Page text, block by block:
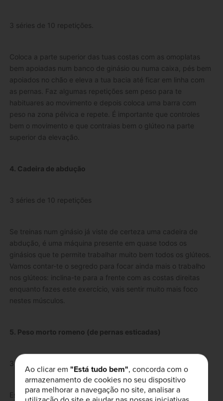
3 séries de 10 repetições.
Coloca a parte superior das tuas costas com as omoplatas
bem apoiadas num banco de ginásio ou numa caixa, pés bem
apoiados no chão e eleva a tua bacia até ficar em linha com
as pernas. Faz algumas repetições sem peso para te
habituares ao movimento e depois coloca uma barra com
peso na zona pélvica e repete. É importante que controles
bem o movimento e que contraias bem o glúteo na parte
superior da elevação.
4. Cadeira de abdução
3 séries de 10 repetições
Se treinas num ginásio já viste de certeza uma cadeira de
abdução, é uma máquina presente em quase todos os
ginásios que te permite trabalhar muito bem todos os glúteos.
Vamos contar-te o segredo para focar ainda mais o trabalho
nos glúteos: inclina-te para a frente com as costas direitas
enquanto fazes este exercício, vais sentir muito mais foco
nestes músculos.
5. Peso morto romeno (de pernas esticadas)
3 séries de 12 repetições.
Esta variação do peso morto é excelente para trabalhar os
Ao clicar em "Está tudo bem", concorda com o
armazenamento de cookies no seu dispositivo
para melhorar a navegação no site, analisar a